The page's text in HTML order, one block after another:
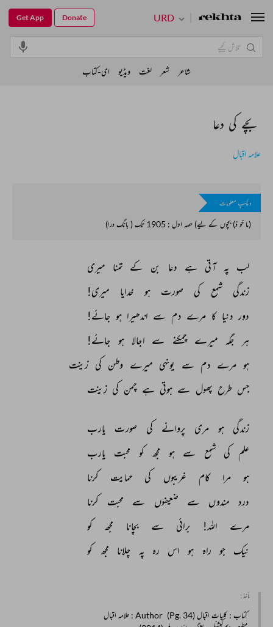
بچے کی دعا
علامہ اقبال
دلچسپ معلومات
(ما خو ذ) بچوں کے ليے) حصہ اول : 1905 تک ( بانگ درا)
لب پہ آتی ہے دعا بن کے تمنا میری
زندگی
شمع کی صورت ہو خدایا
میری!
دور دنیا کا مرے دم سے اندھیرا ہو جائے!
ہر
جگہ میرے چمکنے سے اجالا ہو جائے!
ہو مرے دم سے یونہی میرے وطن کی زینت
جس طرح پھول سے ہوتی ہے چمن کی زینت
زندگی ہو مری پروانے کی صورت
یارب
علم
کی شمع سے ہو مجھ کو محبت
یارب
ہو
مرا کام غریبوں کی حمایت
کرنا
درد مندوں سے ضعیفوں سے محبت
کرنا
مرے
اللہ! برائی سے بچانا مجھ
کو
نیک جو راہ ہو اس رہ پہ چلانا مجھ کو
مأخذ :
کتاب : کلیات اقبال (Pg. 34) Author : علامہ اقبال
URD
Get App Donate
شاعر شعر لغت ویڈیو ای-کتاب